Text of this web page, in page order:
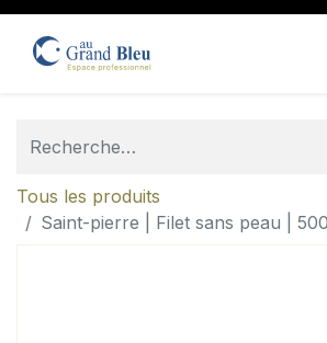
Tous les produits
Saint-pierre | Filet sans peau |